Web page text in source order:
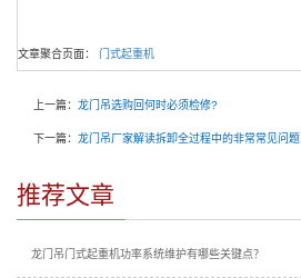
文章聚合页面： 门式起重机
上一篇： 龙门吊选购回何时必须检修?
下一篇： 龙门吊厂家解读拆卸全过程中的非常常见问题
推荐文章
龙门吊门式起重机功率系统维护有哪些关键点？